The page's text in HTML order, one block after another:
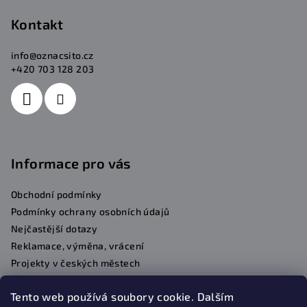
Tento web používá soubory cookie. Dalším
Kontakt
info@oznacsito.cz
+420 703 128 203
Informace pro vás
Obchodní podmínky
Podmínky ochrany osobních údajů
Nejčastější dotazy
Reklamace, výměna, vrácení
Projekty v českých městech